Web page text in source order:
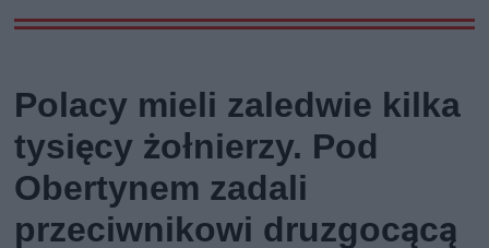
Polacy mieli zaledwie kilka
tysięcy żołnierzy. Pod
Obertynem zadali
przeciwnikowi druzgocącą